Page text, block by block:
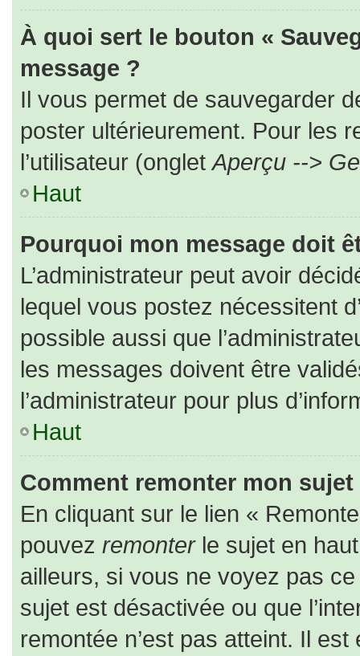
À quoi sert le bouton «
message ?
Il vous permet de sauvegarder
poster ultérieurement. Pour les
l’utilisateur (ongletAperçu -->
Haut
Pourquoi mon message doit
L’administrateur peut avoir
lequel vous postez nécessitent
possible aussi que
les messages doivent être
l’administrateur pour plus
Haut
Comment remonter mon sujet
En cliquant sur le lien «
pouvez remonterle sujet en
ailleurs, si vous ne voyez pas
sujet est désactivée ou que
remontée n’est pas atteint. Il